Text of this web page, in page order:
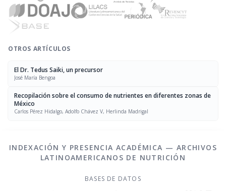
OTROS ARTÍCULOS
El Dr. Tedus Saiki, un precursor
José María Bengoa
Recopilación sobre el consumo de nutrientes en diferentes zonas de
México
Carlos Pérez Hidalgo, Adolfo Chávez V, Herlinda Madrigal
INDEXACIÓN Y PRESENCIA ACADÉMICA — ARCHIVOS
LATINOAMERICANOS DE NUTRICIÓN
BASES DE DATOS